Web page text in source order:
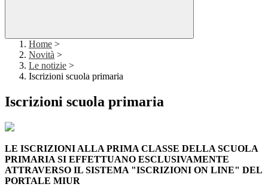
Home >
Novità >
Le notizie >
Iscrizioni scuola primaria
Iscrizioni scuola primaria
LE ISCRIZIONI ALLA PRIMA CLASSE DELLA SCUOLA
PRIMARIA SI EFFETTUANO ESCLUSIVAMENTE
ATTRAVERSO IL SISTEMA "ISCRIZIONI ON LINE" DEL
PORTALE MIUR